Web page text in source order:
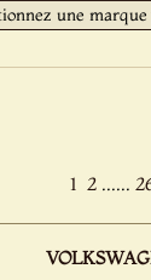
1 2 ......